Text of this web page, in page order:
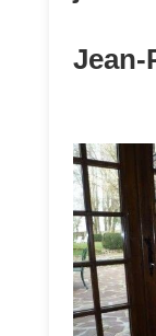
Jean-